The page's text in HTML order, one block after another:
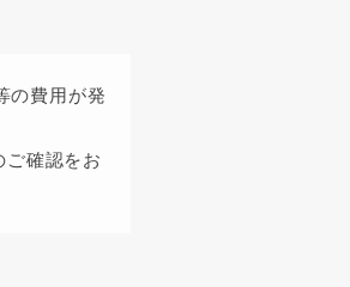
の費用が発
ご確認をお